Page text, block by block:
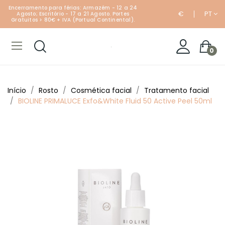
Encerramento para férias: Armazém - 12 a 24
Agosto; Escritório - 17 a 21 Agosto. Portes
Gratuitos > 80€ + IVA (Portual Continental).
€ PT
0
Início Rosto Cosmética facial
Tratamento facial
BIOLINE PRIMALUCE Exfo&White Fluid 50 Active Peel 50ml